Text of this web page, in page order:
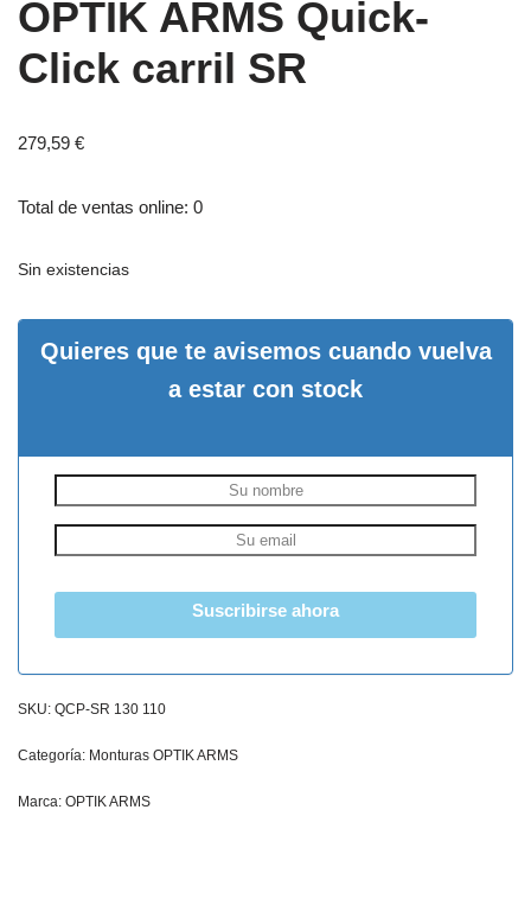
OPTIK ARMS Quick-
Click carril SR
279,59 €
Total de ventas online: 0
Sin existencias
Quieres que te avisemos cuando vuelva
a estar con stock
Suscribirse ahora
SKU: QCP-SR 130 110
Categoría: Monturas OPTIK ARMS
Marca: OPTIK ARMS